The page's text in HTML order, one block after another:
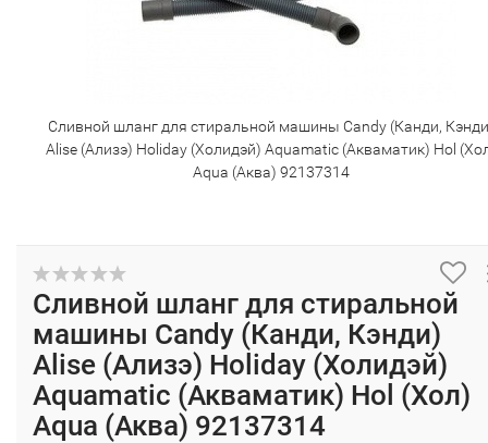
Сливной шланг для стиральной машины Candy (Канди,
Alise (Ализэ) Holiday (Холидэй) Aquamatic (Акваматик) Hol
Aqua (Аква) 92137314
Сливной шланг для стиральной
машины Candy (Канди, Кэнди)
Alise (Ализэ) Holiday (Холидэй)
Aquamatic (Акваматик) Hol (Хол)
Aqua (Аква) 92137314